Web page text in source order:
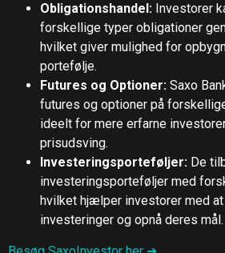
Obligationshandel: Investorer
forskellige typer obligationer
hvilket giver mulighed for
portefølje.
Futures og Optioner: Saxo
futures og optioner på
ideelt for mere erfarne
prisudsving.
Investeringsporteføljer: De
investeringsporteføljer med
hvilket hjælper investorer med
investeringer og opnå deres mål.